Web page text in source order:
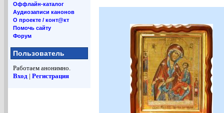
Оффлайн-каталог
Аудиозаписи канонов
О проекте / конт@кт
Помочь сайту
Форум
Пользователь
Работаем анонимно.
Вход | Регистрация